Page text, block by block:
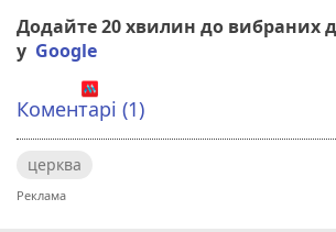
Додайте 20 хвилин до вибраних
у Google
Коментарі (1)
церква